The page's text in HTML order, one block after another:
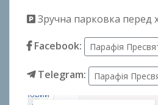
Зручна парковка перед
Facebook:
Парафія
Telegram: Парафія